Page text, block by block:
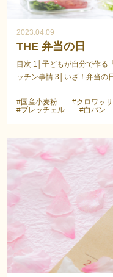
2023.04.09
THE 弁当の日
目次 1│子どもが自分で作る
ッチン事情 3│いざ！弁当の
#国産小麦粉
#クロワッ
#ブレッチェル
#白パン